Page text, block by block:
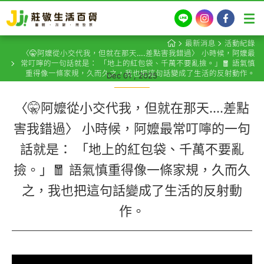
LINE InstagramFacebook
最新消息
活動紀錄
〈🤫阿嬤從小交代我，但就在那天….差點害我錯過〉 小時候，阿嬤最
常叮嚀的一句話就是： 「地上的紅包袋、千萬不要亂撿。」🧧 語氣慎
重得像一條家規，久而久之，我也把這句話變成了生活的反射動作。
Dec 01 , 2025
〈🤫阿嬤從小交代我，但就在那天….差點
害我錯過〉 小時候，阿嬤最常叮嚀的一句
話就是： 「地上的紅包袋、千萬不要亂
撿。」🧧 語氣慎重得像一條家規，久而久
之，我也把這句話變成了生活的反射動
作。